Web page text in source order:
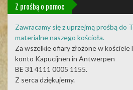
Z prośbą o pomoc
Zawracamy się z uprzejmą prośbą do
materialne naszego kościoła.
Za wszelkie ofiary złożone w kościele
konto Kapucijnen in Antwerpen
BE 31 4111 0005 1155.
Z serca dziękujemy.